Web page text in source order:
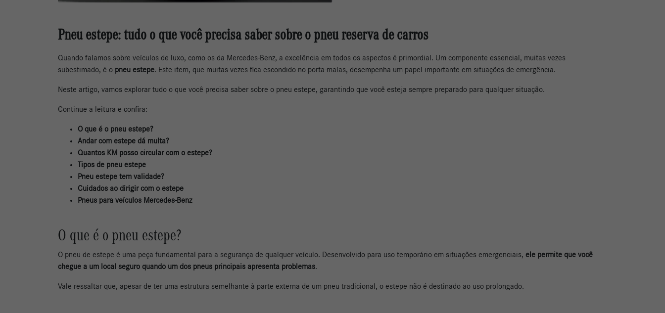
Pneu estepe: tudo o que você precisa saber sobre o pneu reserva de carros
Quando falamos sobre veículos de luxo, como os da Mercedes-Benz, a excelência em todos os aspectos é primordial. Um componente essencial, muitas vezes
subestimado, é o pneu estepe. Este item, que muitas vezes fica escondido no porta-malas, desempenha um papel importante em situações de emergência.
Neste artigo, vamos explorar tudo o que você precisa saber sobre o pneu estepe, garantindo que você esteja sempre preparado para qualquer situação.
Continue a leitura e confira:
O que é o pneu estepe?
Andar com estepe dá multa?
Quantos KM posso circular com o estepe?
Tipos de pneu estepe
Pneu estepe tem validade?
Cuidados ao dirigir com o estepe
Pneus para veículos Mercedes-Benz
O que é o pneu estepe?
O pneu de estepe é uma peça fundamental para a segurança de qualquer veículo. Desenvolvido para uso temporário em situações emergenciais, ele permite que você
chegue a um local seguro quando um dos pneus principais apresenta problemas.
Vale ressaltar que, apesar de ter uma estrutura semelhante à parte externa de um pneu tradicional, o estepe não é destinado ao uso prolongado.